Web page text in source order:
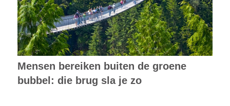
Mensen bereiken buiten de groene
bubbel: die brug sla je zo